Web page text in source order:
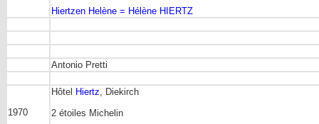
Hiertzen Helène = Hélène HIERTZ
Antonio Pretti
1970
Hôtel Hiertz , Diekirch
2 étoiles Michelin